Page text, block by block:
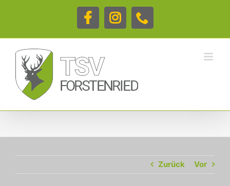
FacebookInstagram
Telefon
Zurück Vor